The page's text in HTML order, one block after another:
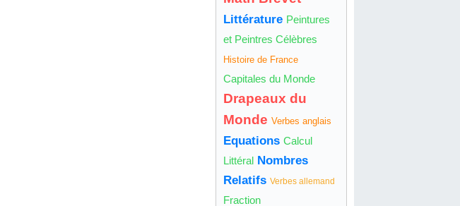
Littérature Peintures
et Peintres Célèbres
Histoire de France
Capitales du Monde
Drapeaux du
Monde Verbes anglais
Equations Calcul
Littéral Nombres
Relatifs Verbes allemand
Fraction